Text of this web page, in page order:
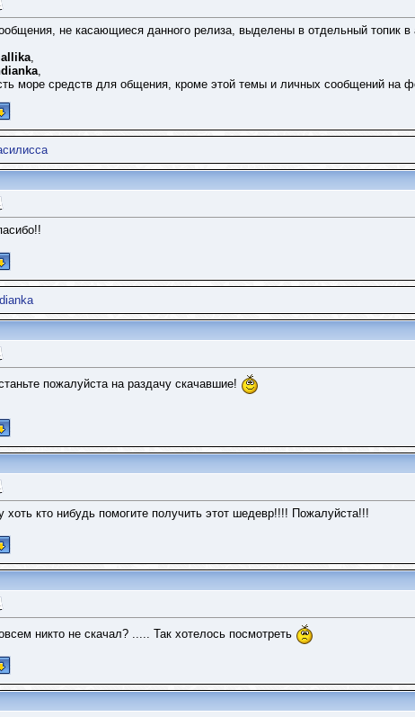
не касающиеся данного релиза, выделены в отдельный топик в
,
,
море средств для общения, кроме этой темы и личных сообщений на
пожалуйста на раздачу скачавшие!
хоть кто нибудь помогите получить этот шедевр!!!! Пожалуйста!!!
никто не скачал? ..... Так хотелось посмотреть